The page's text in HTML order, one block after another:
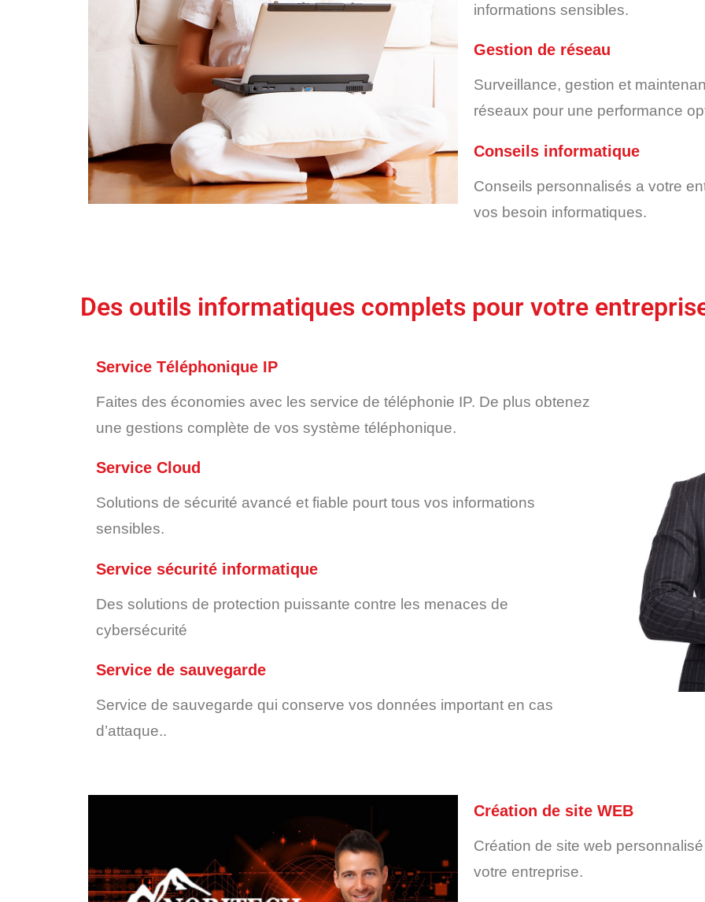
informations sensibles.
Gestion de réseau
Surveillance, gestion et
réseaux pour une performance
Conseils informatique
Conseils personnalisés a votre
vos besoin informatiques.
Des outils informatiques complets pour votre
Service Téléphonique IP
Faites des économies avec les service de téléphonie IP. De plus obtenez
une gestions complète de vos système téléphonique.
Service Cloud
Solutions de sécurité avancé et fiable pourt tous vos informations
sensibles.
Service sécurité informatique
Des solutions de protection puissante contre les menaces de
cybersécurité
Service de sauvegarde
Service de sauvegarde qui conserve vos données important en cas
d’attaque..
Création de site WEB
Création de site web
votre entreprise.